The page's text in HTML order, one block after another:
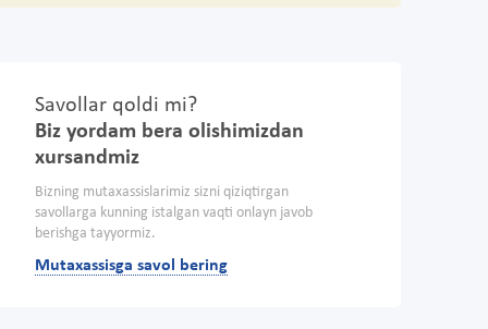
Savollar qoldi mi?
Biz yordam bera olishimizdan
xursandmiz
Bizning mutaxassislarimiz sizni qiziqtirgan
savollarga kunning istalgan vaqti onlayn javob
berishga tayyormiz.
Mutaxassisga savol bering